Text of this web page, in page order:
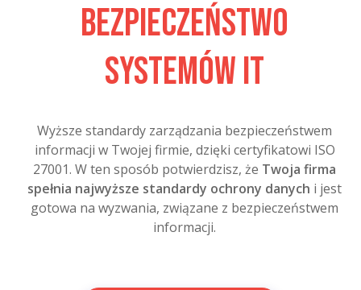
bezpieczeństwo
systemów IT
Wyższe standardy zarządzania bezpieczeństwem
informacji w Twojej firmie, dzięki certyfikatowi ISO
27001. W ten sposób potwierdzisz, że Twoja firma
spełnia najwyższe standardy ochrony danych i jest
gotowa na wyzwania, związane z bezpieczeństwem
informacji.